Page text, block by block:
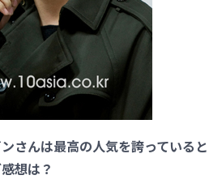
さんは最高の人気を誇っていると
想は？